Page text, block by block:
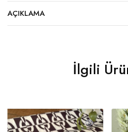
AÇIKLAMA
İlgili